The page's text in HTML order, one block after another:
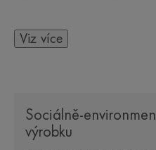
ochranu proti UVB-UVA
- Termální voda Avène
protidráždivé a
Viz více
Sociálně-
výrobku